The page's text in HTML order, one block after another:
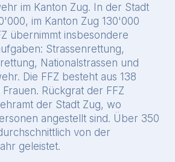
im Kanton Zug. In der Stadt
im Kanton Zug 130'000
übernimmt insbesondere
Strassenrettung,
Nationalstrassen und
Die FFZ besteht aus 138
Rückgrat der FFZ
der Stadt Zug, wo
angestellt sind. Über 350
von der
geleistet.